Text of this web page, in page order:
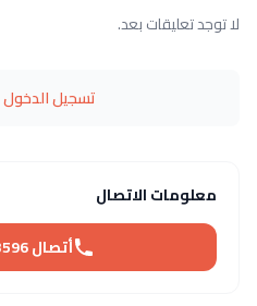
لا توجد تعليقات بعد.
تسجيل الدخول
معلومات الاتصال
أتصال 01013513596